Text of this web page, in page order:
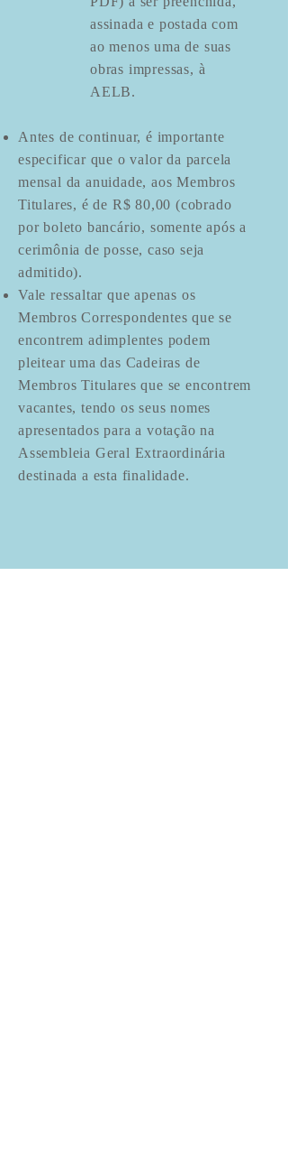
assinada e postada com
ao menos uma de suas
obras impressas, à
AELB.
Antes de continuar, é importante
especificar que o valor da parcela
mensal da anuidade, aos Membros
Titulares, é de R$ 80,00 (cobrado
por boleto bancário, somente após a
cerimônia de posse, caso seja
admitido).
Vale ressaltar que apenas os
Membros Correspondentes que se
encontrem adimplentes podem
pleitear uma das Cadeiras de
Membros Titulares que se encontrem
vacantes, tendo os seus nomes
apresentados para a votação na
Assembleia Geral Extraordinária
destinada a esta finalidade.